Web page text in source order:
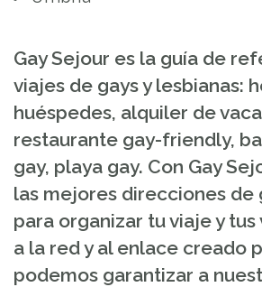
Gay Sejour es la guía de
viajes de gays y lesbianas:
huéspedes, alquiler de
restaurante gay-friendly,
gay, playa gay. Con Gay
las mejores direcciones de
para organizar tu viaje y tus
a la red y al enlace creado
podemos garantizar a